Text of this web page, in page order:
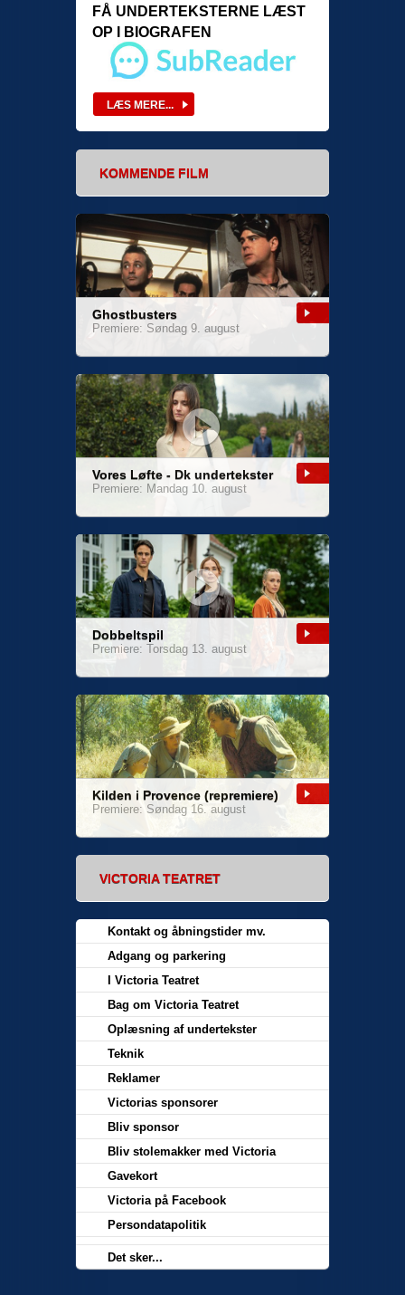
FÅ UNDERTEKSTERNE LÆST
OP I BIOGRAFEN
KOMMENDE FILM
Ghostbusters
Premiere: Søndag 9. august
Vores Løfte - Dk undertekster
Premiere: Mandag 10. august
Dobbeltspil
Premiere: Torsdag 13. august
Kilden i Provence (repremiere)
Premiere: Søndag 16. august
VICTORIA TEATRET
Kontakt og åbningstider mv.
Adgang og parkering
I Victoria Teatret
Bag om Victoria Teatret
Oplæsning af undertekster
Teknik
Reklamer
Victorias sponsorer
Bliv sponsor
Bliv stolemakker med Victoria
Gavekort
Victoria på Facebook
Persondatapolitik
Det sker...